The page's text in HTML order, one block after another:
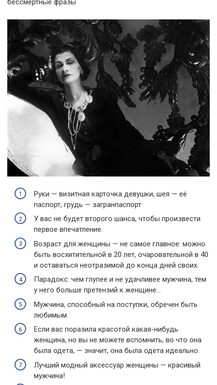
бессмертные фразы
Руки — визитная карточка девушки, шея — её
паспорт, грудь — загранпаспорт
У вас не будет второго шанса, чтобы произвести
первое впечатление.
Возраст для женщины — не самое главное: можно
быть восхитительной в 20 лет, очаровательной в 40
и оставаться неотразимой до конца дней своих.
Парадокс: чем глупее и не удачливее мужчина, тем
у него больше претензий к женщине…
Мужчина, способный на поступки, обречен быть
любимым.
Если вас поразила красотой какая-нибудь
женщина, но вы не можете вспомнить, во что она
была одета, — значит, она была одета идеально.
Лучший модный аксессуар женщины — красивый
мужчина!